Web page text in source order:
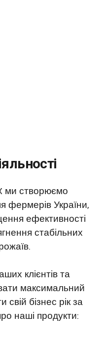
ми створюємо
фермерів України,
ефективності
стабільних
клієнтів та
максимальний
свій бізнес рік за
наші продукти: